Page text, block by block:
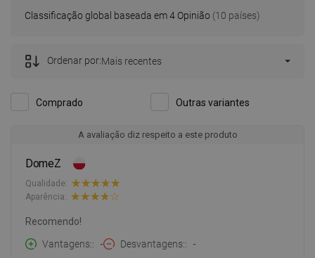
Classificação global baseada em 4 Opinião (10 países)
Comprado Outras variantes
Ordenar por:Mais recentes
A avaliação diz respeito a este produto
DomeZ
Qualidade:
Aparência:
Recomendo!
Vantagens:
- Desvantagens: -